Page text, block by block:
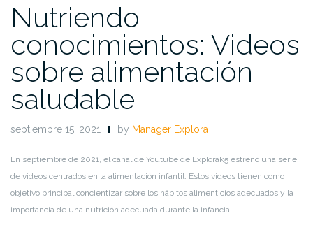
Nutriendo
conocimientos: Videos
sobre alimentación
saludable
septiembre 15, 2021 by Manager Explora
En septiembre de 2021, el canal de Youtube de Explorak5 estrenó una serie
de videos centrados en la alimentación infantil. Estos videos tienen como
objetivo principal concientizar sobre los hábitos alimenticios adecuados y la
importancia de una nutrición adecuada durante la infancia.